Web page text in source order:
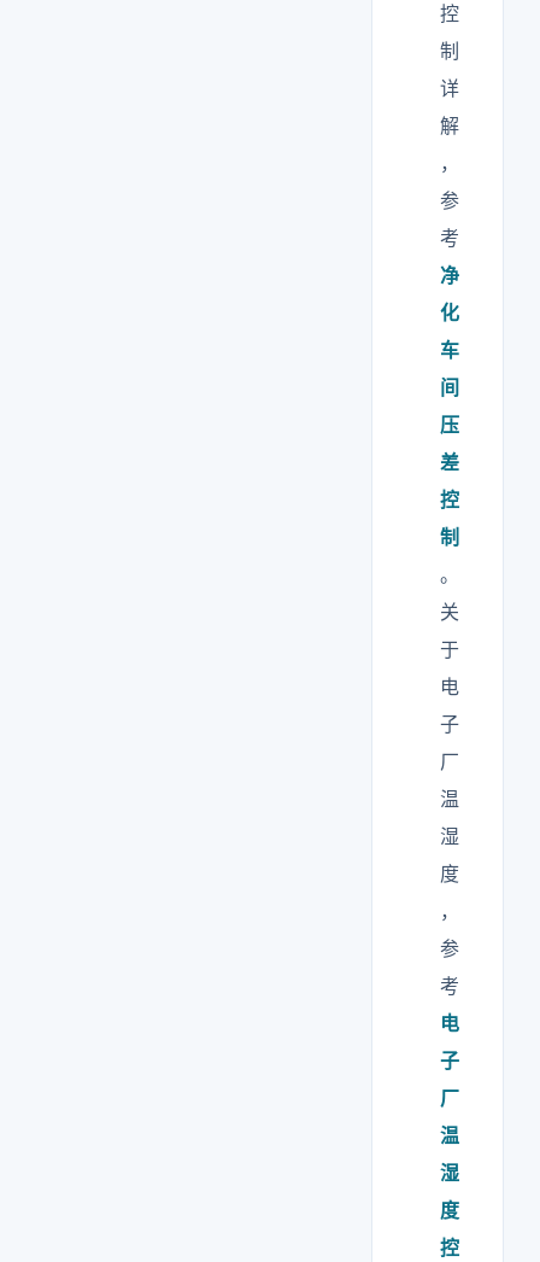
控
制
详
解
，
参
考
净
化
车
间
压
差
控
制
。
关
于
电
子
厂
温
湿
度
，
参
考
电
子
厂
温
湿
度
控